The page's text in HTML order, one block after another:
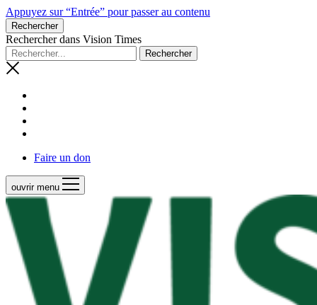
Appuyez sur “Entrée” pour passer au contenu
Rechercher
Rechercher dans Vision Times
Faire un don
ouvrir menu